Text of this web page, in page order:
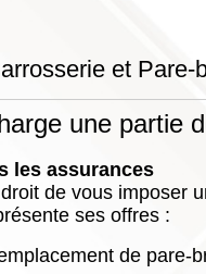
et Pare-
une partie
les assurances
de vous imposer
ses offres :
de pare-